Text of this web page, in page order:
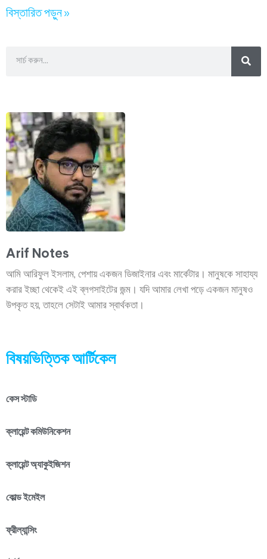
বিস্তারিত পড়ুন »
Arif Notes
আমি আরিফুল ইসলাম, পেশায় একজন ডিজাইনার এবং মার্কেটার। মানুষকে সাহায্য
করার ইচ্ছা থেকেই এই ব্লগসাইটের জন্ম। যদি আমার লেখা পড়ে একজন মানুষও
উপকৃত হয়, তাহলে সেটাই আমার স্বার্থকতা।
বিষয়ভিত্তিক আর্টিকেল
কেস স্টাডি
ক্লায়েন্ট কমিউনিকেশন
ক্লায়েন্ট অ্যাকুইজিশন
কোল্ড ইমেইল
ফ্রীল্যান্সিং